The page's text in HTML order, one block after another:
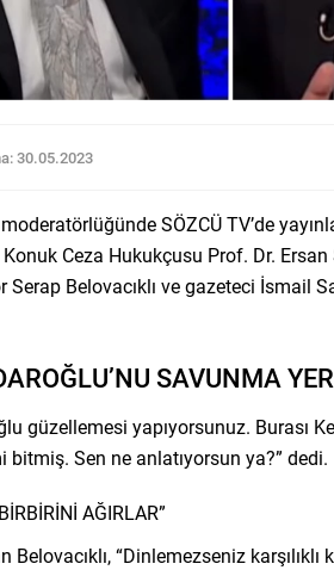
30.05.2023
moderatörlüğünde SÖZCÜ TV’de
Ceza Hukukçusu Prof. Dr. Ersan
Belovacıklı ve gazeteci İsmail
SAVUNMA
güzellemesi yapıyorsunuz. Burası
Sen ne anlatıyorsun ya?” dedi.
AĞIRLAR”
Belovacıklı, “Dinlemezseniz karşılıklı